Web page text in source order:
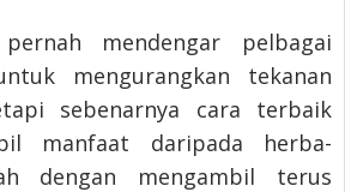
mendengar pelbagai
mengurangkan tekanan
sebenarnya cara terbaik
manfaat daripada herba-
dengan mengambil terus